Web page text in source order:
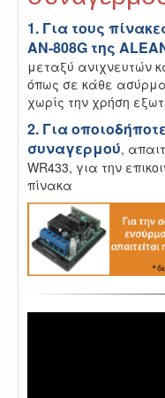
1. Για τους
AN-808G της
μεταξύ ανιχνευτών
όπως σε κάθε
χωρίς την χρήση
2. Για
συναγερμού,
WR433, για την
πίνακα